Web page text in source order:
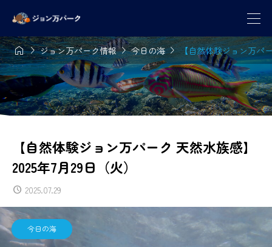
ジョン万パーク情報今日の海【自然体験ジョン万パ
【自然体験ジョン万パーク 天然水族感】
2025年7月29日（火）
2025.07.29
今日の海